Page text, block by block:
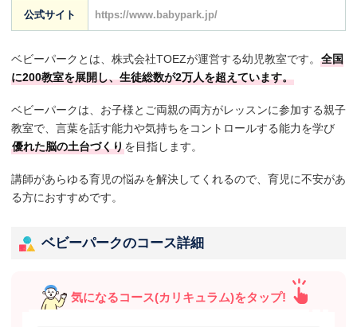
公式サイト https://www.babypark.jp/
ベビーパークとは、株式会社TOEZが運営する幼児教室です。 全国
に200教室を展開し、生徒総数が2万人を超えています。
ベビーパークは、お子様とご両親の両方がレッスンに参加する親子
教室で、言葉を話す能力や気持ちをコントロールする能力を学び
優れた脳の土台づくりを目指します。
講師があらゆる育児の悩みを解決してくれるので、育児に不安があ
る方におすすめです。
ベビーパークのコース詳細
気になるコース(カリキュラム)をタップ!